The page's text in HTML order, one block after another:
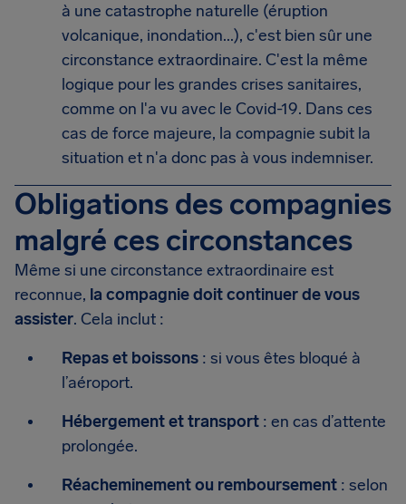
à une catastrophe naturelle (éruption
volcanique, inondation...), c'est bien sûr une
circonstance extraordinaire. C'est la même
logique pour les grandes crises sanitaires,
comme on l'a vu avec le Covid-19. Dans ces
cas de force majeure, la compagnie subit la
situation et n'a donc pas à vous indemniser.
Obligations des compagnies
malgré ces circonstances
Même si une circonstance extraordinaire est
reconnue, la compagnie doit continuer de vous
assister. Cela inclut :
Repas et boissons : si vous êtes bloqué à
l’aéroport.
Hébergement et transport : en cas d’attente
prolongée.
Réacheminement ou remboursement : selon